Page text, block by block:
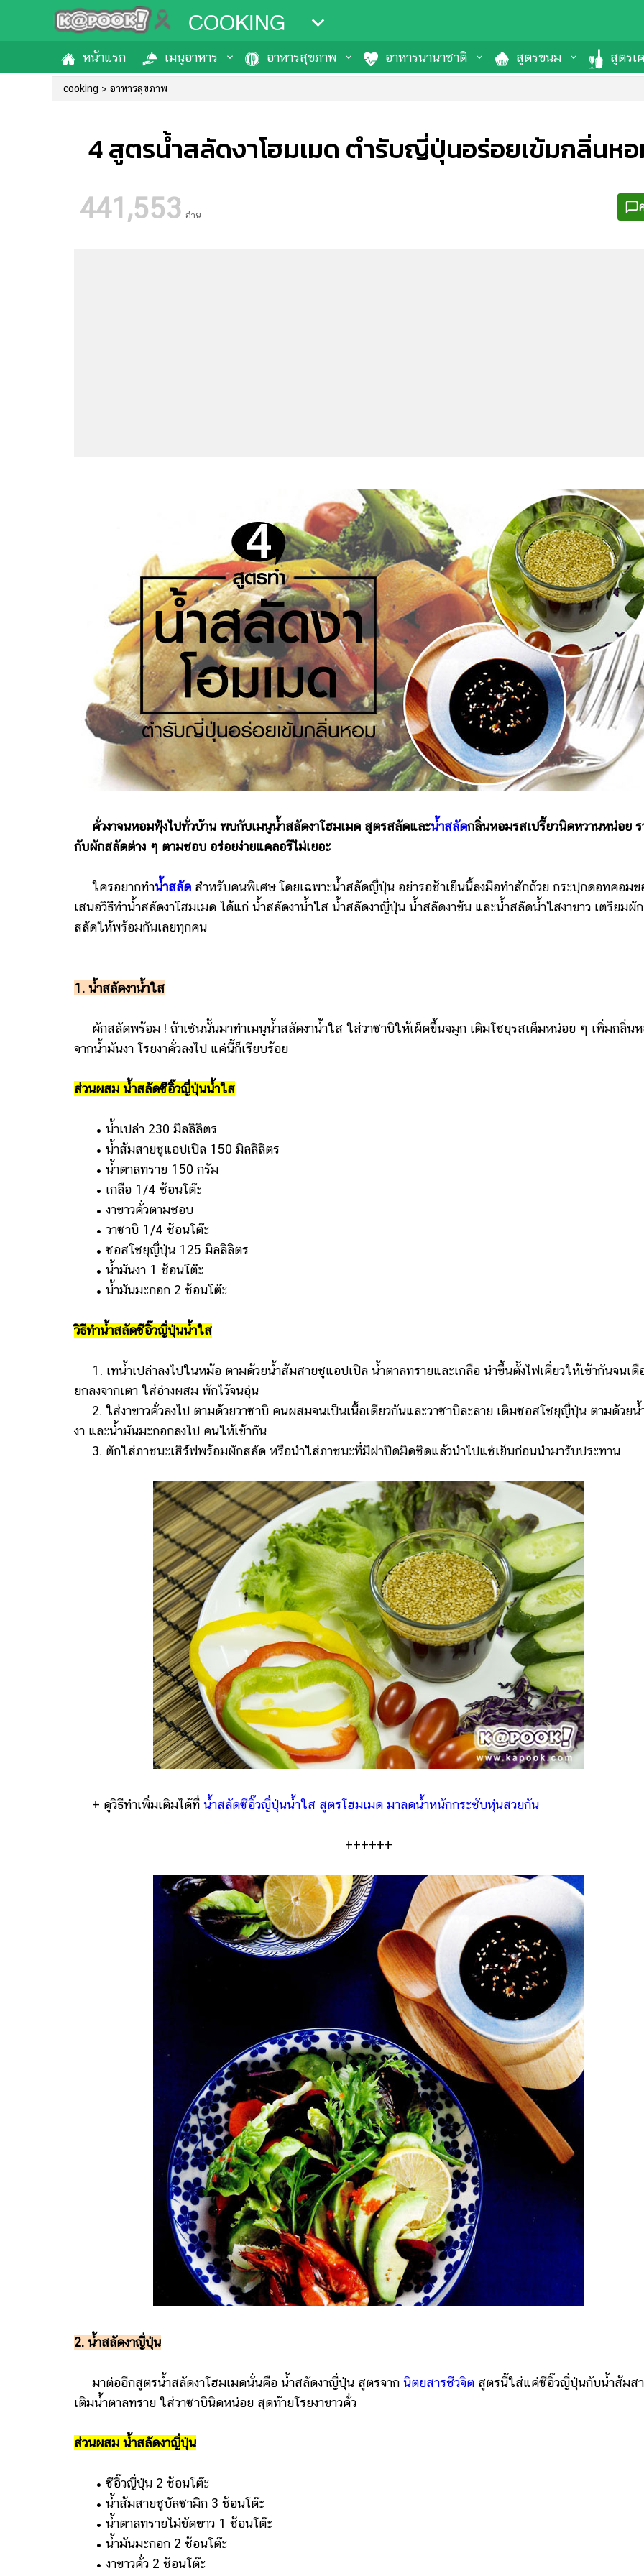
COOKING
หน้าแรก เมนูอาหาร อาหารสุขภาพ อาหารนานาชาติ สูตรขนม สูตรเ
cooking อาหารสุขภาพ
4 สูตรน้ำสลัดงาโฮมเมด ตำรับญี่ปุ่นอร่อยเข้มกลิ่นห
441,553 อ่าน
คั่วงาจนหอมฟุ้งไปทั่วบ้าน พบกับเมนูน้ำสลัดงาโฮมเมด สูตรสลัดและน้ำสลัดกลิ่นหอมรสเปรี้ยวนิดหวานหน่อย ร
กับผักสลัดต่าง ๆ ตามชอบ อร่อยง่ายแคลอรีไม่เยอะ
ใครอยากทำน้ำสลัด สำหรับคนพิเศษ โดยเฉพาะน้ำสลัดญี่ปุ่น อย่ารอช้าเย็นนี้ลงมือทำสักถ้วย กระปุกดอทคอมข
เสนอวิธีทำน้ำสลัดงาโฮมเมด ได้แก่ น้ำสลัดงาน้ำใส น้ำสลัดงาญี่ปุ่น น้ำสลัดงาข้น และน้ำสลัดน้ำใสงาขาว เตรียมผัก
สลัดให้พร้อมกันเลยทุกคน
1. น้ำสลัดงาน้ำใส
ผักสลัดพร้อม ! ถ้าเช่นนั้นมาทำเมนูน้ำสลัดงาน้ำใส ใส่วาซาบิให้เผ็ดขึ้นจมูก เติมโชยุรสเค็มหน่อย ๆ เพิ่มกลิ่น
จากน้ำมันงา โรยงาคั่วลงไป แค่นี้ก็เรียบร้อย
ส่วนผสม น้ำสลัดซีอิ๊วญี่ปุ่นน้ำใส
• น้ำเปล่า 230 มิลลิลิตร
• น้ำส้มสายชูแอปเปิล 150 มิลลิลิตร
• น้ำตาลทราย 150 กรัม
• เกลือ 1/4 ช้อนโต๊ะ
• งาขาวคั่วตามชอบ
• วาซาบิ 1/4 ช้อนโต๊ะ
• ซอสโชยุญี่ปุ่น 125 มิลลิลิตร
• น้ำมันงา 1 ช้อนโต๊ะ
• น้ำมันมะกอก 2 ช้อนโต๊ะ
วิธีทำน้ำสลัดซีอิ๊วญี่ปุ่นน้ำใส
1. เทน้ำเปล่าลงไปในหม้อ ตามด้วยน้ำส้มสายชูแอปเปิล น้ำตาลทรายและเกลือ นำขึ้นตั้งไฟเคี่ยวให้เข้ากันจนเดื
ยกลงจากเตา ใส่อ่างผสม พักไว้จนอุ่น
2. ใส่งาขาวคั่วลงไป ตามด้วยวาซาบิ คนผสมจนเป็นเนื้อเดียวกันและวาซาบิละลาย เติมซอสโชยุญี่ปุ่น ตามด้วยน้
งา และน้ำมันมะกอกลงไป คนให้เข้ากัน
3. ตักใส่ภาชนะเสิร์ฟพร้อมผักสลัด หรือนำใส่ภาชนะที่มีฝาปิดมิดชิดแล้วนำไปแช่เย็นก่อนนำมารับประทาน
+ ดูวิธีทำเพิ่มเติมได้ที่ น้ำสลัดซีอิ๊วญี่ปุ่นน้ำใส สูตรโฮมเมด มาลดน้ำหนักกระชับหุ่นสวยกัน
++++++
2. น้ำสลัดงาญี่ปุ่น
มาต่ออีกสูตรน้ำสลัดงาโฮมเมดนั่นคือ น้ำสลัดงาญี่ปุ่น สูตรจาก นิตยสารชีวจิต สูตรนี้ใส่แค่ซีอิ๊วญี่ปุ่นกับน้ำส้มส
เติมน้ำตาลทราย ใส่วาซาบินิดหน่อย สุดท้ายโรยงาขาวคั่ว
ส่วนผสม น้ำสลัดงาญี่ปุ่น
• ซีอิ๊วญี่ปุ่น 2 ช้อนโต๊ะ
• น้ำส้มสายชูบัลซามิก 3 ช้อนโต๊ะ
• น้ำตาลทรายไม่ขัดขาว 1 ช้อนโต๊ะ
• น้ำมันมะกอก 2 ช้อนโต๊ะ
• งาขาวคั่ว 2 ช้อนโต๊ะ